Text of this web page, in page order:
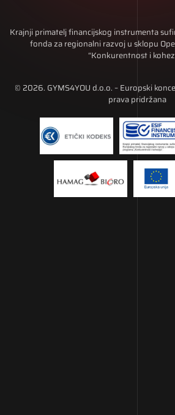
Krajnji primatelj financijskog instrumenta
fonda za regionalni razvoj u sklopu
“Konkurentnost i
© 2026. GYMS4YOU d.o.o. – Europski
prava pridržana